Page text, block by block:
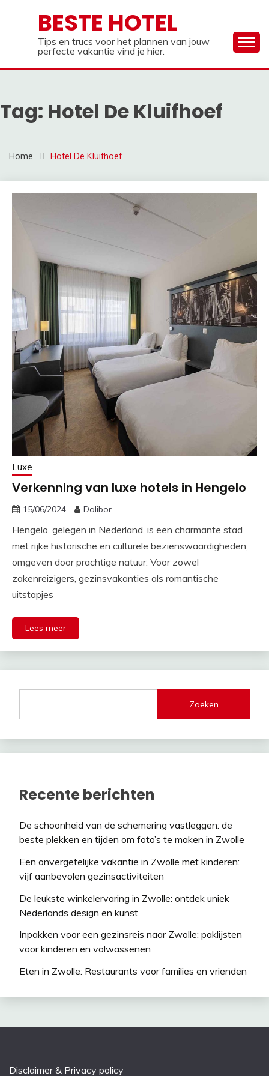
BESTE HOTEL
Tips en trucs voor het plannen van jouw
perfecte vakantie vind je hier.
Tag: Hotel De Kluifhoef
Home Hotel De Kluifhoef
Luxe
Verkenning van luxe hotels in Hengelo
15/06/2024 Dalibor
Hengelo, gelegen in Nederland, is een charmante stad
met rijke historische en culturele bezienswaardigheden,
omgeven door prachtige natuur. Voor zowel
zakenreizigers, gezinsvakanties als romantische
uitstapjes
Lees meer
Zoeken
Recente berichten
De schoonheid van de schemering vastleggen: de
beste plekken en tijden om foto’s te maken in Zwolle
Een onvergetelijke vakantie in Zwolle met kinderen:
vijf aanbevolen gezinsactiviteiten
De leukste winkelervaring in Zwolle: ontdek uniek
Nederlands design en kunst
Inpakken voor een gezinsreis naar Zwolle: paklijsten
voor kinderen en volwassenen
Eten in Zwolle: Restaurants voor families en vrienden
Disclaimer & Privacy policy